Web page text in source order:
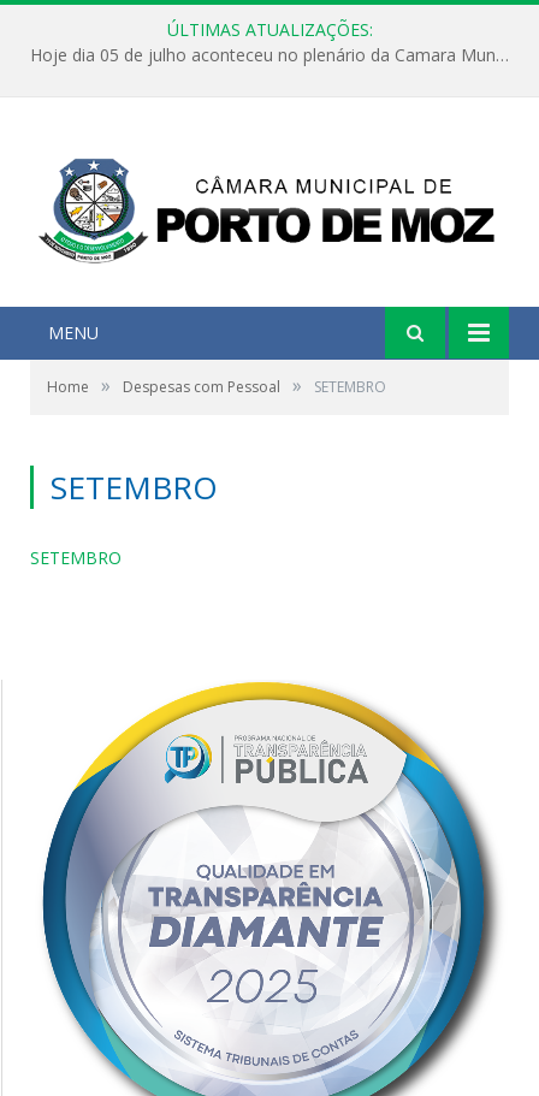
ÚLTIMAS ATUALIZAÇÕES:
Hoje dia 05 de julho aconteceu no plenário da Camara Municipal de Porto de Moz a Sessão Solene de Abertura dos Trabalhos Legislativos 2º Período da 23ª Legislatura
MENU
Home » Despesas com Pessoal » SETEMBRO
SETEMBRO
SETEMBRO